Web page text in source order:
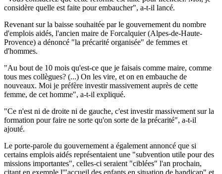
considère quelle est faite pour embaucher", a-t-il lancé.
Revenant sur la baisse souhaitée par le gouvernement du nombre
d'emplois aidés, l'ancien maire de Forcalquier (Alpes-de-Haute-
Provence) a dénoncé "la précarité organisée" de femmes et
d'hommes.
"Au bout de 10 mois qu'est-ce que je faisais comme maire, comme
tous mes collègues? (...) On les vire, et on en embauche de
nouveaux. Moi je préfère investir massivement auprès de cette
femme, de cet homme", a-t-il expliqué.
"Ce n'est ni de droite ni de gauche, c'est investir massivement sur la
formation pour faire ne sorte qu'on sorte de la précarité", a-t-il
ajouté.
Le porte-parole du gouvernement a également annoncé que si
certains emplois aidés représentaient une "subvention utile pour des
missions importantes", celles-ci seraient "ciblées" l'an prochain,
citant en exemple l'"accueil des enfants en situation de handicap" et